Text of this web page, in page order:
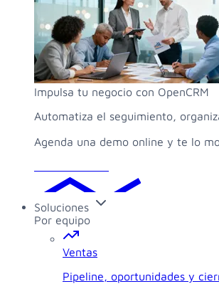
Impulsa tu negocio con OpenCRM
Automatiza el seguimiento,
Agenda una demo online y te lo
Soluciones
Por equipo
Ventas
Pipeline, oportunidades y